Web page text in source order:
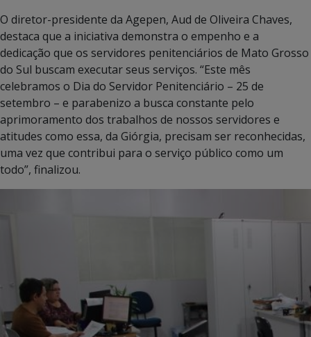
O diretor-presidente da Agepen, Aud de Oliveira Chaves,
destaca que a iniciativa demonstra o empenho e a
dedicação que os servidores penitenciários de Mato Grosso
do Sul buscam executar seus serviços. “Este mês
celebramos o Dia do Servidor Penitenciário – 25 de
setembro – e parabenizo a busca constante pelo
aprimoramento dos trabalhos de nossos servidores e
atitudes como essa, da Giórgia, precisam ser reconhecidas,
uma vez que contribui para o serviço público como um
todo”, finalizou.